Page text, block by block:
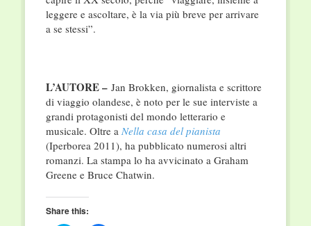
leggere e ascoltare, è la via più breve per arrivare
a se stessi”.
L’AUTORE – Jan Brokken, giornalista e scrittore
di viaggio olandese, è noto per le sue interviste a
grandi protagonisti del mondo letterario e
musicale. Oltre a Nella casa del pianista
(Iperborea 2011), ha pubblicato numerosi altri
romanzi. La stampa lo ha avvicinato a Graham
Greene e Bruce Chatwin.
Share this: